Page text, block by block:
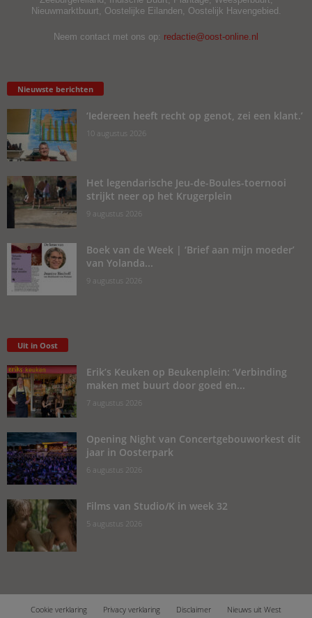
Nieuwmarktbuurt, Oostelijke Eilanden, Oostelijk Havengebied.
Neem contact met ons op: redactie@oost-online.nl
Nieuwste berichten
‘Iedereen heeft recht op genot, zei een klant.’
10 augustus 2026
Het legendarische Jeu-de-Boules-toernooi
strijkt neer op het Krugerplein
9 augustus 2026
Boek van de Week | ‘Brief aan mijn moeder’
van Yolanda...
9 augustus 2026
Uit in Oost
Erik’s Keuken op Beukenplein: ‘Verbinding
maken met buurt door goed en...
7 augustus 2026
Opening Night van Concertgebouworkest dit
jaar in Oosterpark
6 augustus 2026
Films van Studio/K in week 32
5 augustus 2026
Cookie verklaring Privacy verklaring Disclaimer Nieuws uit West